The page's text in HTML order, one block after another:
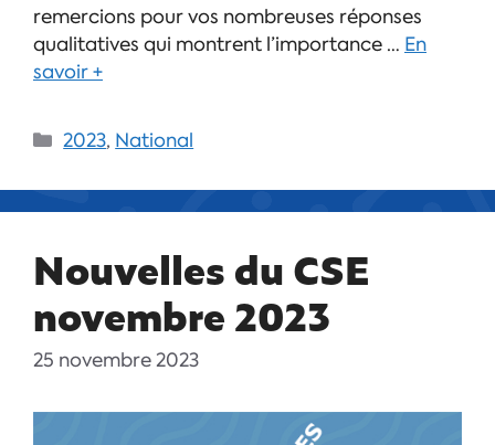
remercions pour vos nombreuses réponses
qualitatives qui montrent l’importance … En
savoir +
2023, National
Nouvelles du CSE
novembre 2023
25 novembre 2023